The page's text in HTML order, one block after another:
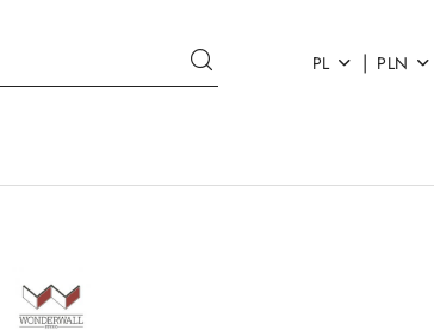
PL | PLN
WONDERWALL
STUDIO